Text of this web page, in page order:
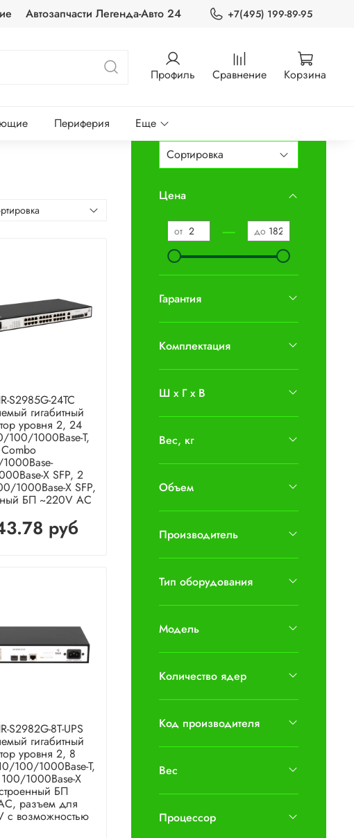
Автозапчасти Легенда-Авто 24 +7(495) 199-89-95
Профиль Сравнение Корзина
Периферия Еще
S2985G-24TC
гигабитный
уровня 2, 24
100/1000Base-T,
X SFP, 2
1000Base-X SFP,
БП ~220V AC
руб
S2982G-8T-UPS
гигабитный
уровня 2, 8
100/1000Base-T,
1000Base-X
БП
разъем для
с возможностью
Цена
от — до
Гарантия
Комплектация
Ш х Г х В
Вес, кг
Объем
Производитель
Тип оборудования
Модель
Количество ядер
Код производителя
Вес
Процессор